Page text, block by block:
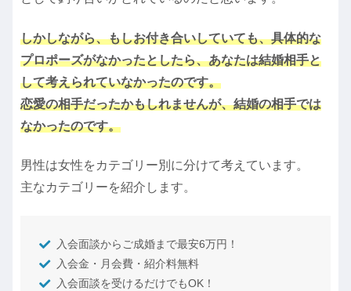
しかしながら、もしお付き合いしていても、具体的な
プロポーズがなかったとしたら、あなたは結婚相手と
して考えられていなかったのです。
恋愛の相手だったかもしれませんが、結婚の相手では
なかったのです。
男性は女性をカテゴリー別に分けて考えています。
主なカテゴリーを紹介します。
入会面談からご成婚まで最安6万円！
入会金・月会費・紹介料無料
入会面談を受けるだけでもOK！